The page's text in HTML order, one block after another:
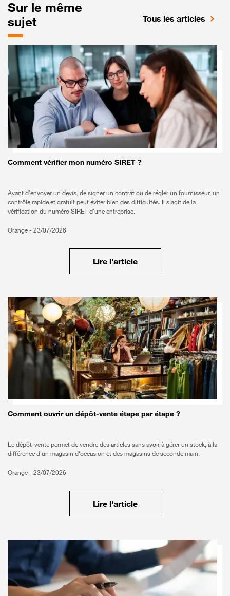
Bon à savoir
Sur le même
sujet
Tous les articles
Comment vérifier mon numéro SIRET ?
Avant d'envoyer un devis, de signer un contrat ou de régler un fournisseur, un
contrôle rapide et gratuit peut éviter bien des difficultés. Il s'agit de la
vérification du numéro SIRET d'une entreprise.
Orange - 23/07/2026
Lire l'article
Comment ouvrir un dépôt-vente étape par étape ?
Le dépôt-vente permet de vendre des articles sans avoir à gérer un stock, à la
différence d'un magasin d'occasion et des magasins de seconde main.
Orange - 23/07/2026
Lire l'article